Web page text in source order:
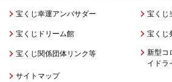
宝くじ幸運アンバサダー 宝くじ
宝くじドリーム館 宝くじ
宝くじ関係団体リンク等
新型コ
イドラ
サイトマップ